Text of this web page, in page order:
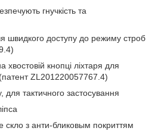
гнучкість та
швидкого доступу до режиму строб
хвостовій кнопці ліхтаря для
(патент ZL201220057767.4)
для тактичного застосування
скло з анти-бликовым покриттям